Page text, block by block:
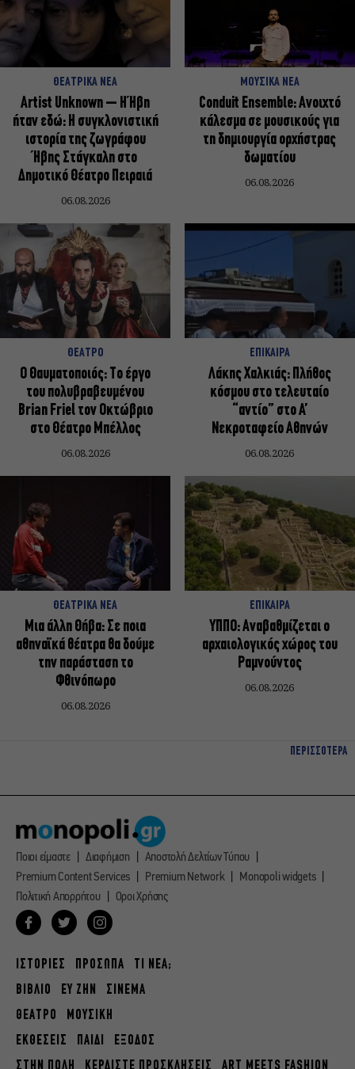
ΘΕΑΤΡΙΚΑ ΝΕΑ
Artist Unknown – Η Ήβη
ήταν εδώ: Η συγκλονιστική
ιστορία της ζωγράφου
Ήβης Στάγκαλη στο
Δημοτικό Θέατρο Πειραιά
06.08.2026
ΜΟΥΣΙΚΑ ΝΕΑ
Conduit Ensemble: Ανοιχτό
κάλεσμα σε μουσικούς για
τη δημιουργία ορχήστρας
δωματίου
06.08.2026
ΘΕΑΤΡΟ
Ο Θαυματοποιός: Το έργο
του πολυβραβευμένου
Brian Friel τον Οκτώβριο
στο Θέατρο Μπέλλος
06.08.2026
ΕΠΙΚΑΙΡΑ
Λάκης Χαλκιάς: Πλήθος
κόσμου στο τελευταίο
“αντίο” στο Α’
Νεκροταφείο Αθηνών
06.08.2026
ΘΕΑΤΡΙΚΑ ΝΕΑ
Μια άλλη Θήβα: Σε ποια
αθηναϊκά θέατρα θα δούμε
την παράσταση το
Φθινόπωρο
06.08.2026
ΕΠΙΚΑΙΡΑ
ΥΠΠΟ: Αναβαθμίζεται ο
αρχαιολογικός χώρος του
Ραμνούντος
06.08.2026
ΠΕΡΙΣΣΟΤΕΡΑ
Ποιοι είμαστε Διαφήμιση
Αποστολή Δελτίων Τύπου
Premium Content Services
Premium Network
Monopoli widgets
Πολιτική Απορρήτου
Οροι Χρήσης
ΙΣΤΟΡΙΕΣ ΠΡΟΣΩΠΑ
ΤΙ ΝΕΑ;
ΒΙΒΛΙΟ
ΕΥ ΖΗΝ
ΣΙΝΕΜΑ
ΘΕΑΤΡΟ
ΜΟΥΣΙΚΗ
ΕΚΘΕΣΕΙΣ
ΠΑΙΔΙ
ΕΞΟΔΟΣ
ΣΤΗΝ ΠΟΛΗ
ΚΕΡΔΙΣΤΕ ΠΡΟΣΚΛΗΣΕΙΣ ART MEETS FASHION